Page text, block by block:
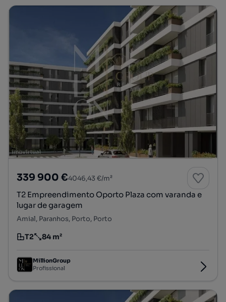
339 900 €4046,43 €/m²
T2 Empreendimento Oporto Plaza com varanda e
lugar de garagem
Amial, Paranhos, Porto, Porto
Tipologia
T2
Preço por metro quadrado
84 m²
MillionGroup
Profissional